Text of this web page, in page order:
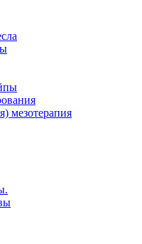
мезотерапия